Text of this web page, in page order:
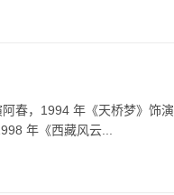
春，1994 年《天桥梦》饰演
年《西藏风云...